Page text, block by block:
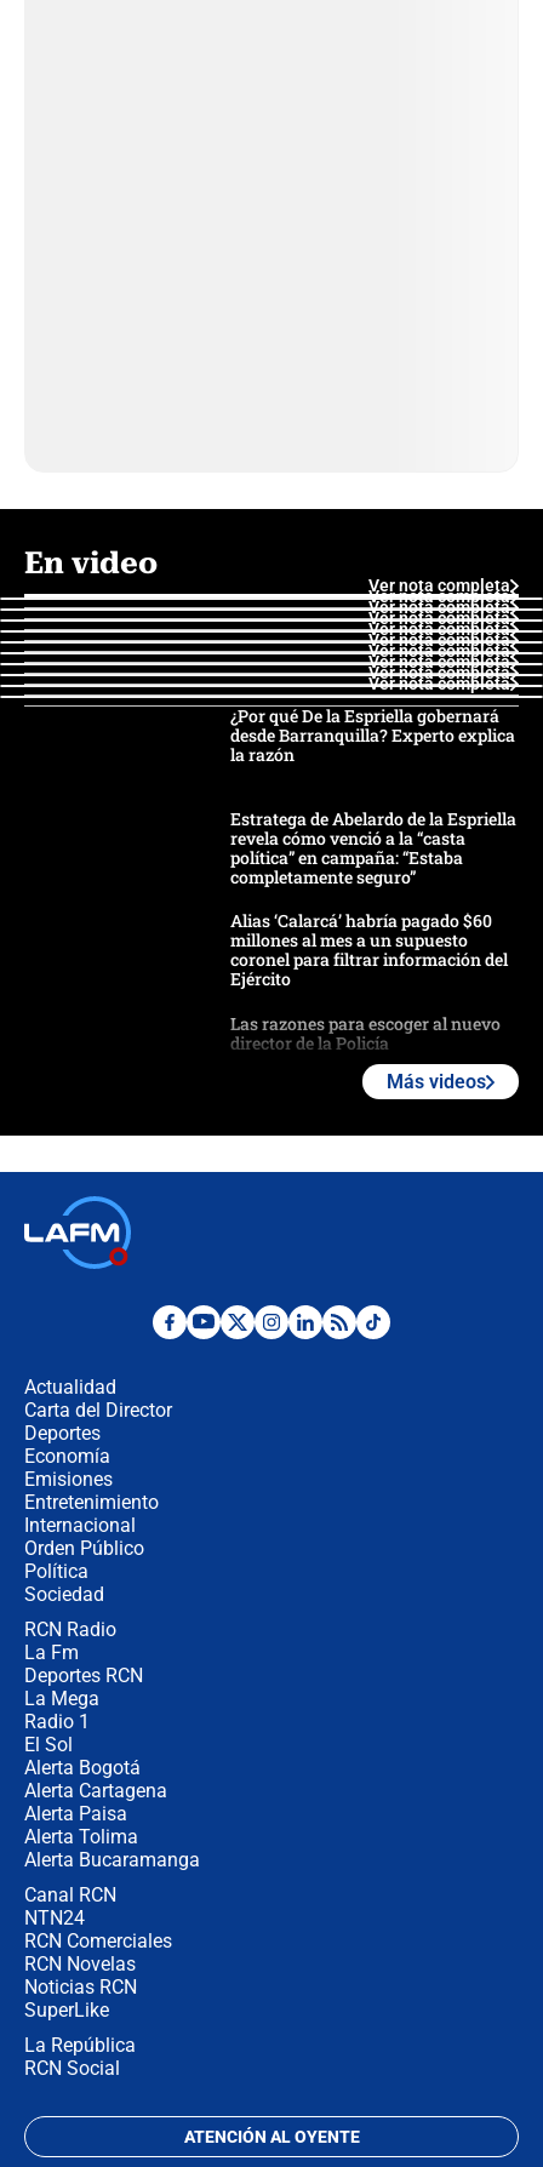
En video
Ver nota completa
Ver nota completa
Ver nota completa
Ver nota completa
Ver nota completa
Ver nota completa
Ver nota completa
Ver nota completa
Ver nota completa
Ver nota completa
¿Por qué De la Espriella gobernará
desde Barranquilla? Experto explica
la razón
Estratega de Abelardo de la Espriella
revela cómo venció a la “casta
política” en campaña: “Estaba
completamente seguro”
Alias ‘Calarcá’ habría pagado $60
millones al mes a un supuesto
coronel para filtrar información del
Ejército
Las razones para escoger al nuevo
director de la Policía
"No hubo fraude ni posibilidad de
Más videos
Actualidad
Carta del Director
Deportes
Economía
Emisiones
Entretenimiento
Internacional
Orden Público
Política
Sociedad
RCN Radio
La Fm
Deportes RCN
La Mega
Radio 1
El Sol
Alerta Bogotá
Alerta Cartagena
Alerta Paisa
Alerta Tolima
Alerta Bucaramanga
Canal RCN
NTN24
RCN Comerciales
RCN Novelas
Noticias RCN
SuperLike
La República
RCN Social
ATENCIÓN AL OYENTE